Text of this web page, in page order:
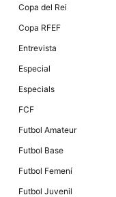
Copa del Rei
Copa RFEF
Entrevista
Especial
Especials
FCF
Futbol Amateur
Futbol Base
Futbol Femení
Futbol Juvenil